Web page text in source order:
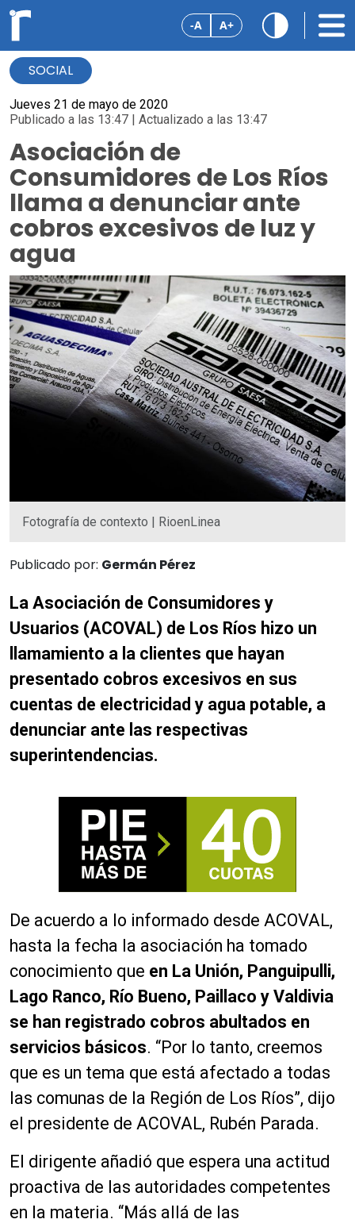
-A A+
SOCIAL
Jueves 21 de mayo de 2020
Publicado a las 13:47 | Actualizado a las 13:47
Asociación de
Consumidores de Los Ríos
llama a denunciar ante
cobros excesivos de luz y
agua
Fotografía de contexto | RioenLinea
Publicado por: Germán Pérez
La Asociación de Consumidores y
Usuarios (ACOVAL) de Los Ríos hizo un
llamamiento a la clientes que hayan
presentado cobros excesivos en sus
cuentas de electricidad y agua potable, a
denunciar ante las respectivas
superintendencias.
De acuerdo a lo informado desde ACOVAL,
hasta la fecha la asociación ha tomado
conocimiento que en La Unión, Panguipulli,
Lago Ranco, Río Bueno, Paillaco y Valdivia
se han registrado cobros abultados en
servicios básicos. “Por lo tanto, creemos
que es un tema que está afectado a todas
las comunas de la Región de Los Ríos”, dijo
el presidente de ACOVAL, Rubén Parada.
El dirigente añadió que espera una actitud
proactiva de las autoridades competentes
en la materia. “Más allá de las